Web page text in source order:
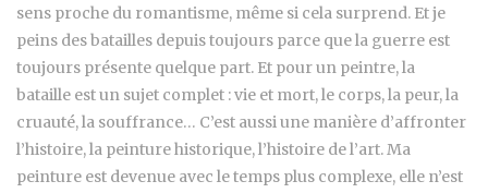
sens proche du romantisme, même si cela surprend. Et je
peins des batailles depuis toujours parce que la guerre est
toujours présente quelque part. Et pour un peintre, la
bataille est un sujet complet : vie et mort, le corps, la peur, la
cruauté, la souffrance… C’est aussi une manière d’affronter
l’histoire, la peinture historique, l’histoire de l’art. Ma
peinture est devenue avec le temps plus complexe, elle n’est